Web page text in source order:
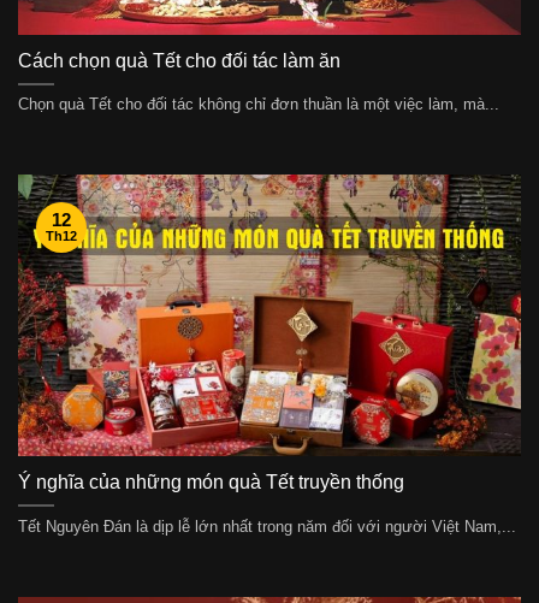
Cách chọn quà Tết cho đối tác làm ăn
Chọn quà Tết cho đối tác không chỉ đơn thuần là một việc làm, mà...
Ý nghĩa của những món quà Tết truyền thống
Tết Nguyên Đán là dịp lễ lớn nhất trong năm đối với người Việt Nam,...
12
Th12